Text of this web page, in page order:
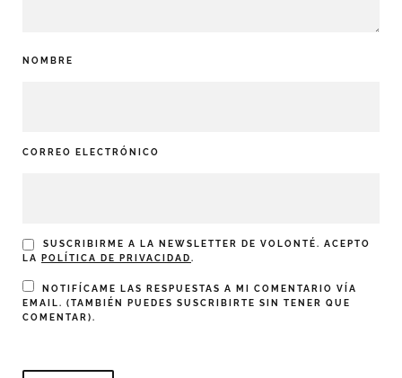
NOMBRE
CORREO ELECTRÓNICO
SUSCRIBIRME A LA NEWSLETTER DE VOLONTÉ. ACEPTO
LA
POLÍTICA DE PRIVACIDAD.
NOTIFÍCAME LAS RESPUESTAS A MI COMENTARIO VÍA
EMAIL. (TAMBIÉN PUEDES SUSCRIBIRTE SIN TENER QUE
COMENTAR).